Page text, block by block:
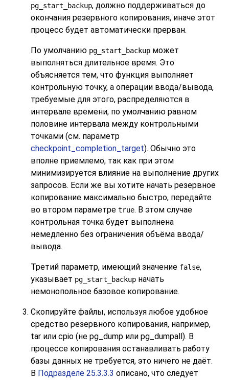
pg_start_backup, должно поддерживаться до
окончания резервного копирования, иначе этот
процесс будет автоматически прерван.
По умолчанию pg_start_backup может
выполняться длительное время. Это
объясняется тем, что функция выполняет
контрольную точку, а операции ввода/вывода,
требуемые для этого, распределяются в
интервале времени, по умолчанию равном
половине интервала между контрольными
точками (см. параметр
checkpoint_completion_target). Обычно это
вполне приемлемо, так как при этом
минимизируется влияние на выполнение других
запросов. Если же вы хотите начать резервное
копирование максимально быстро, передайте
во втором параметре true. В этом случае
контрольная точка будет выполнена
немедленно без ограничения объёма ввода/
вывода.
Третий параметр, имеющий значение false,
указывает pg_start_backup начать
немонопольное базовое копирование.
Скопируйте файлы, используя любое удобное
средство резервного копирования, например,
tar или cpio (не pg_dump или pg_dumpall ). В
процессе копирования останавливать работу
базы данных не требуется, это ничего не даёт.
В Подразделе 25.3.3.3 описано, что следует